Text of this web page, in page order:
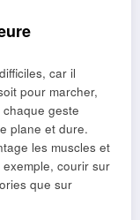
car il
pour marcher,
geste
plane et dure.
les muscles et
courir sur
que sur